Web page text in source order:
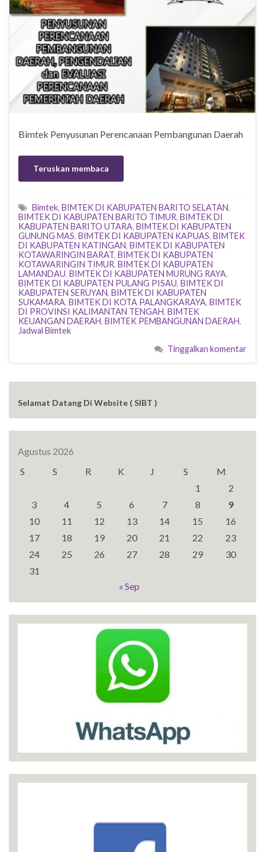
Bimtek Penyusunan Perencanaan Pembangunan Daerah
Teruskan membaca
Bimtek, BIMTEK DI KABUPATEN BARITO SELATAN,
BIMTEK DI KABUPATEN BARITO TIMUR, BIMTEK DI
KABUPATEN BARITO UTARA, BIMTEK DI KABUPATEN
GUNUNG MAS, BIMTEK DI KABUPATEN KAPUAS, BIMTEK
DI KABUPATEN KATINGAN, BIMTEK DI KABUPATEN
KOTAWARINGIN BARAT, BIMTEK DI KABUPATEN
KOTAWARINGIN TIMUR, BIMTEK DI KABUPATEN
LAMANDAU, BIMTEK DI KABUPATEN MURUNG RAYA,
BIMTEK DI KABUPATEN PULANG PISAU, BIMTEK DI
KABUPATEN SERUYAN, BIMTEK DI KABUPATEN
SUKAMARA, BIMTEK DI KOTA PALANGKARAYA, BIMTEK
DI PROVINSI KALIMANTAN TENGAH, BIMTEK
KEUANGAN DAERAH, BIMTEK PEMBANGUNAN DAERAH,
Jadwal Bimtek
Tinggalkan komentar
Selamat Datang Di Website ( SIBT )
Agustus 2026
S
S R K J S
M
1
2
3
4 5 6 7 8
9
10
11 12 13 14 15
16
17
18 19 20 21 22
23
24
25 26 27 28 29
30
31
« Sep